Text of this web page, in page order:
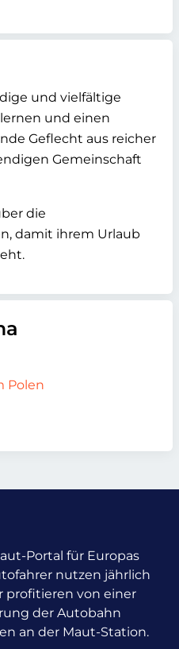
und vielfältige
und einen
Geflecht aus reicher
Gemeinschaft
die
damit ihrem Urlaub
Polen
Portal für Europas
nutzen jährlich
profitieren von einer
der Autobahn
an der Maut-Station.